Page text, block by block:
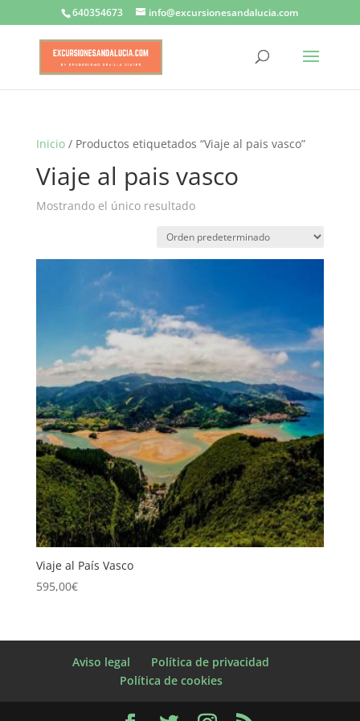
640354673 info@excursionesandalucia.com
Inicio/ Productos etiquetados “Viaje al pais vasco”
Viaje al pais vasco
Mostrando el único resultado
Viaje al País Vasco
595,00€
Aviso legal
Política de privacidad
Política de cookies